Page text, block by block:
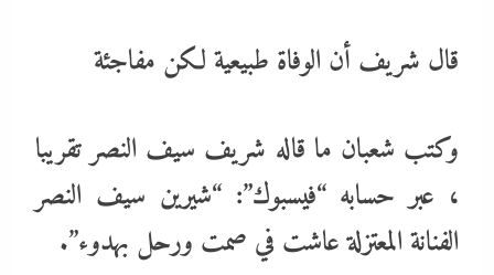
قال شريف أن الوفاة طبيعية لكن مفاجئة
وكتب شعبان ما قاله شريف سيف النصر تقريبا
، عبر حسابه “فيسبوك”: “شيرين سيف النصر
الفنانة المعتزلة عاشت في صمت ورحل بهدوء”.